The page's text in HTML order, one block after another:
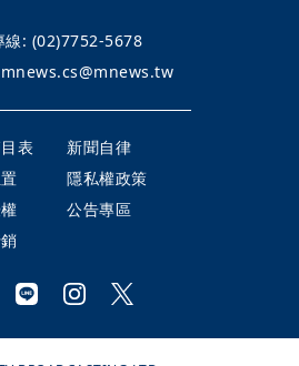
線: (02)7752-5678
mnews.cs@mnews.tw
表
新聞自律
隱私權政策
公告專區